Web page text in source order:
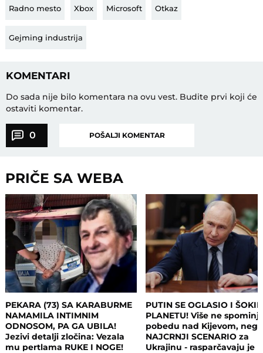
Radno mesto Xbox Microsoft Otkaz
Gejming industrija
KOMENTARI
Do sada nije bilo komentara na ovu vest. Budite prvi koji će
ostaviti komentar.
0 POŠALJI KOMENTAR
PRIČE SA WEBA
PEKARA (73) SA KARABURME
NAMAMILA INTIMNIM
ODNOSOM, PA GA UBILA!
Jezivi detalji zločina: Vezala
mu pertlama RUKE I NOGE!
PUTIN SE OGLASIO I
PLANETU! Više ne
pobedu nad Kijevom, nego
NAJCRNJI SCENARIO za
Ukrajinu - rasparčavaju je